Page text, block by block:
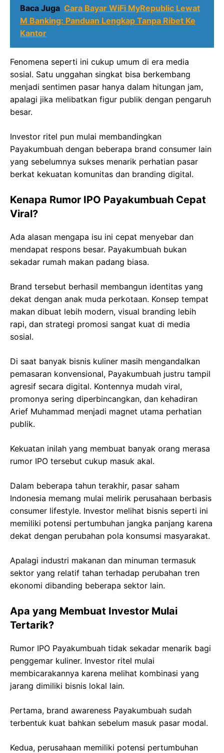
Baca Juga Cara Bayar WiFi MyRepublic Lewat
M Banking: Panduan Lengkap Tanpa Ribet Ke
Kantor
Fenomena seperti ini cukup umum di era media
sosial. Satu unggahan singkat bisa berkembang
menjadi sentimen pasar hanya dalam hitungan jam,
apalagi jika melibatkan figur publik dengan pengaruh
besar.
Investor ritel pun mulai membandingkan
Payakumbuah dengan beberapa brand consumer lain
yang sebelumnya sukses menarik perhatian pasar
berkat kekuatan komunitas dan branding digital.
Kenapa Rumor IPO Payakumbuah Cepat
Viral?
Ada alasan mengapa isu ini cepat menyebar dan
mendapat respons besar. Payakumbuah bukan
sekadar rumah makan padang biasa.
Brand tersebut berhasil membangun identitas yang
dekat dengan anak muda perkotaan. Konsep tempat
makan dibuat lebih modern, visual branding lebih
rapi, dan strategi promosi sangat kuat di media
sosial.
Di saat banyak bisnis kuliner masih mengandalkan
pemasaran konvensional, Payakumbuah justru tampil
agresif secara digital. Kontennya mudah viral,
promonya sering diperbincangkan, dan kehadiran
Arief Muhammad menjadi magnet utama perhatian
publik.
Kekuatan inilah yang membuat banyak orang merasa
rumor IPO tersebut cukup masuk akal.
Dalam beberapa tahun terakhir, pasar saham
Indonesia memang mulai melirik perusahaan berbasis
consumer lifestyle. Investor melihat bisnis seperti ini
memiliki potensi pertumbuhan jangka panjang karena
dekat dengan perubahan pola konsumsi masyarakat.
Apalagi industri makanan dan minuman termasuk
sektor yang relatif tahan terhadap perubahan tren
ekonomi dibanding beberapa sektor lain.
Apa yang Membuat Investor Mulai
Tertarik?
Rumor IPO Payakumbuah tidak sekadar menarik bagi
penggemar kuliner. Investor ritel mulai
membicarakannya karena melihat kombinasi yang
jarang dimiliki bisnis lokal lain.
Pertama, brand awareness Payakumbuah sudah
terbentuk kuat bahkan sebelum masuk pasar modal.
Kedua, perusahaan memiliki potensi pertumbuhan